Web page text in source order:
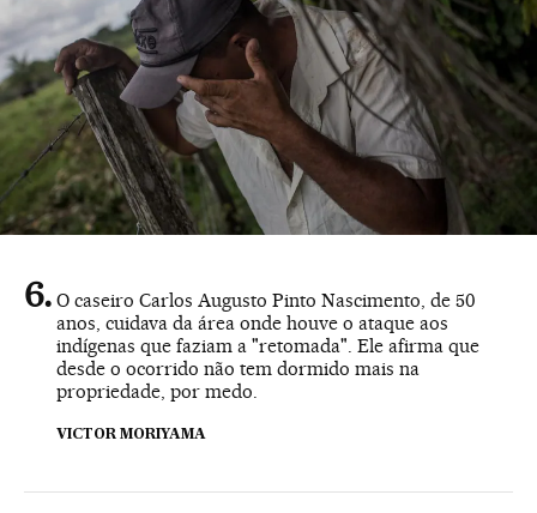
O caseiro Carlos Augusto Pinto Nascimento, de 50
anos, cuidava da área onde houve o ataque aos
indígenas que faziam a "retomada". Ele afirma que
desde o ocorrido não tem dormido mais na
propriedade, por medo.
VICTOR MORIYAMA